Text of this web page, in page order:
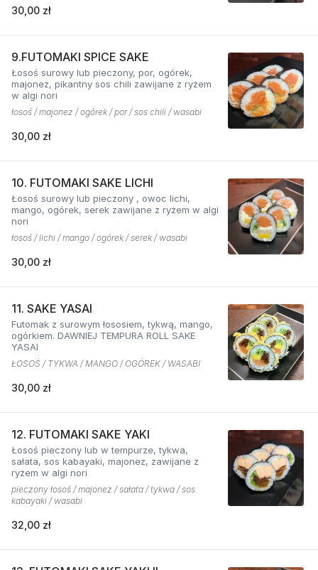
30,00 zł
9.FUTOMAKI SPICE SAKE
Łosoś surowy lub pieczony, por, ogórek,
majonez, pikantny sos chili zawijane z ryżem
w algi nori
łosoś / majonez / ogórek / por / sos chili / wasabi
30,00 zł
10. FUTOMAKI SAKE LICHI
Łosoś surowy lub pieczony , owoc lichi,
mango, ogórek, serek zawijane z ryżem w algi
nori
łosoś / lichi / mango / ogórek / serek / wasabi
30,00 zł
11. SAKE YASAI
Futomak z surowym łososiem, tykwą, mango,
ogórkiem. DAWNIEJ TEMPURA ROLL SAKE
YASAI
ŁOSOŚ / TYKWA / MANGO / OGÓREK / WASABI
30,00 zł
12. FUTOMAKI SAKE YAKI
Łosoś pieczony lub w tempurze, tykwa,
sałata, sos kabayaki, majonez, zawijane z
ryżem w algi nori
pieczony łosoś / majonez / sałata / tykwa / sos
kabayaki / wasabi
32,00 zł